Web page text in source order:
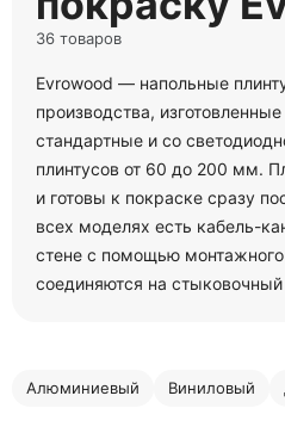
36 товаров
Evrowood — напольные
производства,
стандартные и со
плинтусов от 60 до 200 мм.
и готовы к покраске сразу
всех моделях есть кабель-
стене с помощью
соединяются на стыковочный
Алюминиевый Виниловый